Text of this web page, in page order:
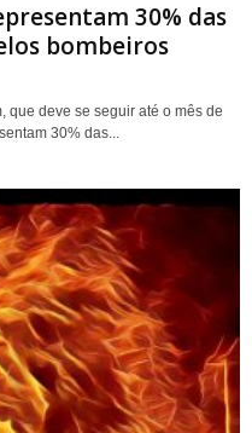
30% das
bombeiros
que deve se seguir até o mês de
30% das...